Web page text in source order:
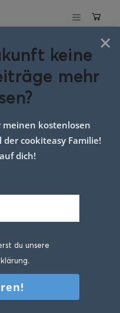
Feuille
×
keine
mehr
meinen kostenlosen
cookiteasy Familie!
dich!
du unsere